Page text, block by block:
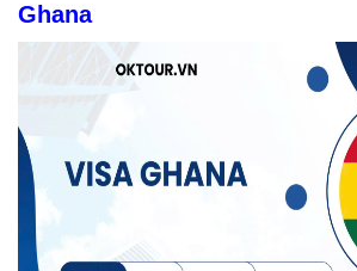
Ghana